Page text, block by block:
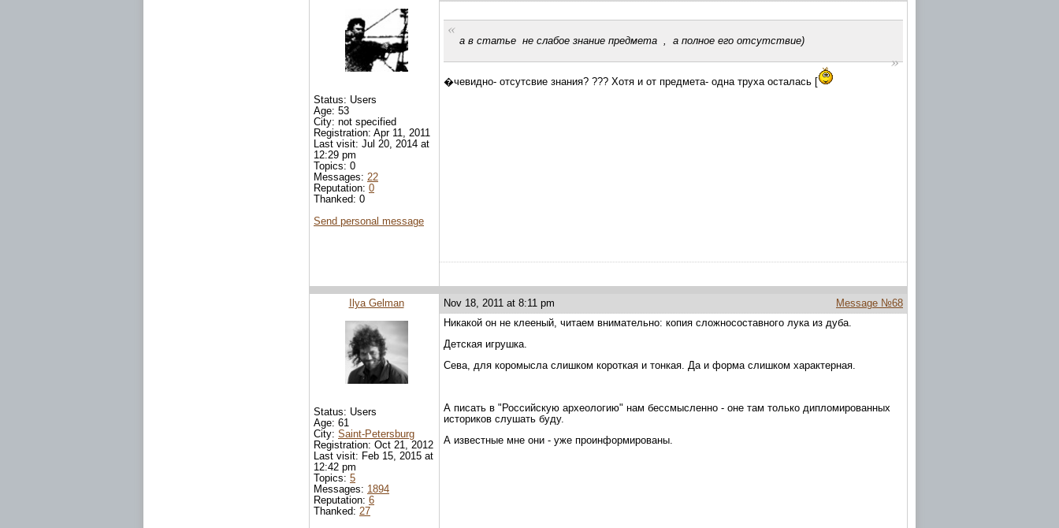
а в статье не слабое знание предмета , а полное его отсутствие)
�чевидно- отсутсвие знания? ??? Хотя и от предмета- одна труха осталась [
Status: Users
Age: 53
City: not specified
Registration: Apr 11, 2011
Last visit: Jul 20, 2014 at
12:29 pm
Topics: 0
Messages: 22
Reputation: 0
Thanked: 0
Send personal message
Message №68
Nov 18, 2011 at 8:11 pm
Никакой он не клееный, читаем внимательно: копия сложносоставного лука из дуба.
Детская игрушка.
Сева, для коромысла слишком короткая и тонкая. Да и форма слишком характерная.
А писать в "Российскую археологию" нам бессмысленно - оне там только дипломированных
историков слушать буду.
А известные мне они - уже проинформированы.
Ilya Gelman
Status: Users
Age: 61
City: Saint-Petersburg
Registration: Oct 21, 2012
Last visit: Feb 15, 2015 at
12:42 pm
Topics: 5
Messages: 1894
Reputation: 6
Thanked: 27